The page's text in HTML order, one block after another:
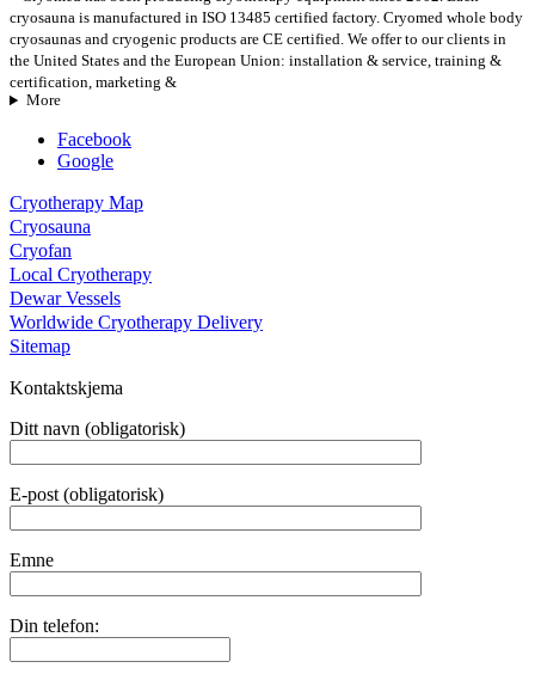
cryosauna is manufactured in ISO 13485 certified factory. Cryomed whole body
cryosaunas and cryogenic products are CE certified. We offer to our clients in
the United States and the European Union: installation & service, training &
certification, marketing &
More
Facebook
Google
Cryotherapy Map
Cryosauna
Cryofan
Local Cryotherapy
Dewar Vessels
Worldwide Cryotherapy Delivery
Sitemap
Kontaktskjema
Ditt navn (obligatorisk)
E-post (obligatorisk)
Emne
Din telefon: